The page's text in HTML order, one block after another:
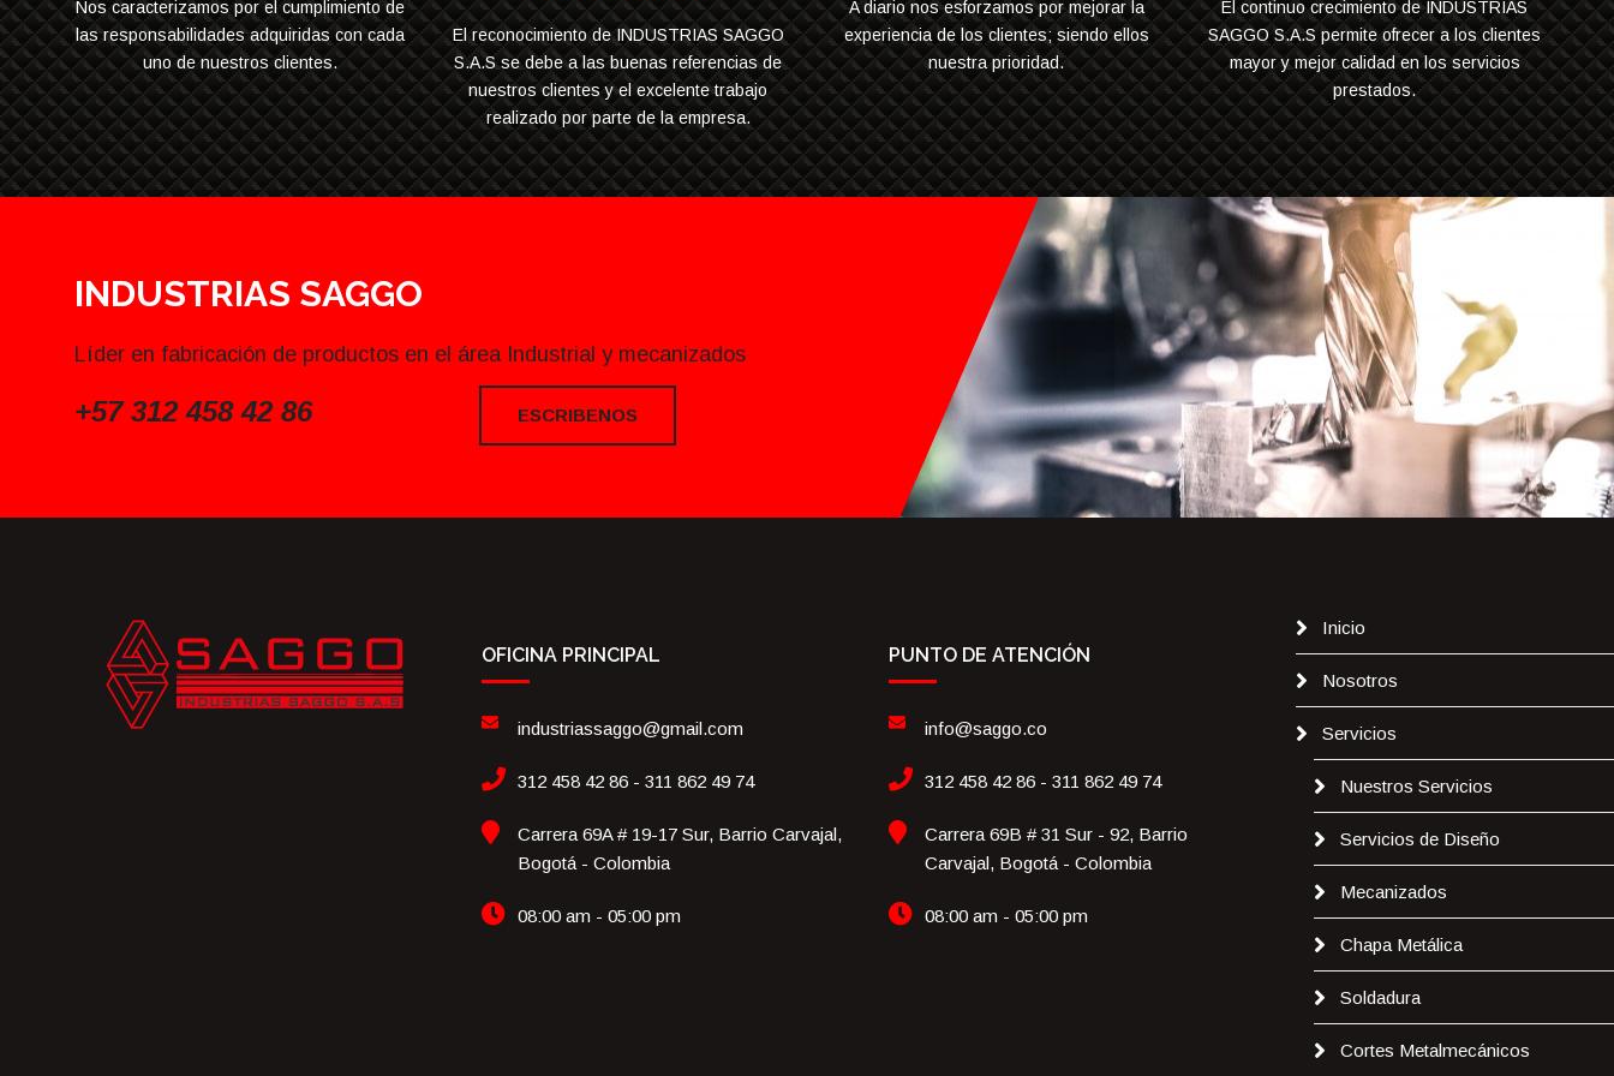
Nos caracterizamos por el cumplimiento de
las responsabilidades adquiridas con cada
uno de nuestros clientes.
El reconocimiento de INDUSTRIAS SAGGO
S.A.S se debe a las buenas referencias de
nuestros clientes y el excelente trabajo
realizado por parte de la empresa.
A diario nos esforzamos por mejorar la
experiencia de los clientes; siendo ellos
nuestra prioridad.
El continuo crecimiento de INDUSTRIAS
SAGGO S.A.S permite ofrecer a los clientes
mayor y mejor calidad en los servicios
prestados.
INDUSTRIAS SAGGO
Líder en fabricación de productos en el área Industrial y mecanizados
+57 312 458 42 86 ESCRIBENOS
OFICINA PRINCIPAL
industriassaggo@gmail.com
312 458 42 86 - 311 862 49 74
Carrera 69A # 19-17 Sur, Barrio Carvajal,
Bogotá - Colombia
08:00 am - 05:00 pm
PUNTO DE ATENCIÓN
info@saggo.co
312 458 42 86 - 311 862 49 74
Carrera 69B # 31 Sur - 92, Barrio
Carvajal, Bogotá - Colombia
08:00 am - 05:00 pm
Inicio
Nosotros
Servicios
Nuestros Servicios
Servicios de Diseño
Mecanizados
Chapa Metálica
Soldadura
Cortes Metalmecánicos